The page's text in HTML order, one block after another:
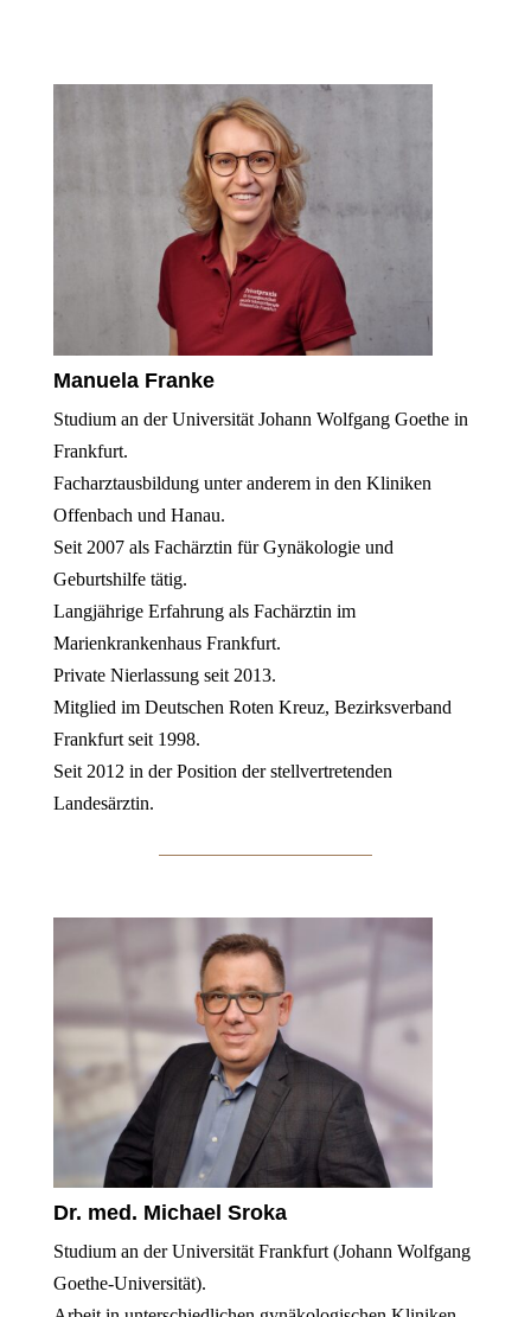
Manuela Franke
Studium an der Universität Johann Wolfgang Goethe in
Frankfurt.
Facharztausbildung unter anderem in den Kliniken
Offenbach und Hanau.
Seit 2007 als Fachärztin für Gynäkologie und
Geburtshilfe tätig.
Langjährige Erfahrung als Fachärztin im
Marienkrankenhaus Frankfurt.
Private Nierlassung seit 2013.
Mitglied im Deutschen Roten Kreuz, Bezirksverband
Frankfurt seit 1998.
Seit 2012 in der Position der stellvertretenden
Landesärztin.
Dr. med. Michael Sroka
Studium an der Universität Frankfurt (Johann Wolfgang
Goethe-Universität).